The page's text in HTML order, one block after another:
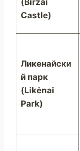
Castle)
Ликенайски
й парк
(Likėnai
Park)